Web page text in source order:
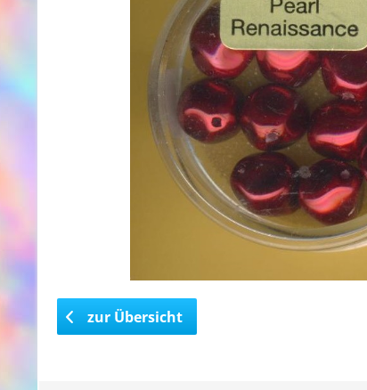
zur Übersicht